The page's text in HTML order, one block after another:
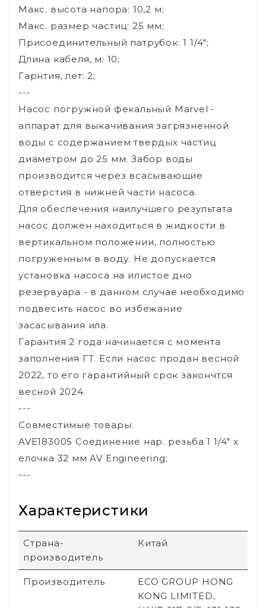
Макс. высота напора: 10,2 м;
Макс. размер частиц: 25 мм;
Присоединительный патрубок: 1 1/4";
Длина кабеля, м: 10;
Гарнтия, лет: 2;
---
Насос погружной фекальный Marvel -
аппарат для выкачивания загрязненной
воды с содержанием твердых частиц
диаметром до 25 мм. Забор воды
производится через всасывающие
отверстия в нижней части насоса.
Для обеспечения наилучшего результата
насос должен находиться в жидкости в
вертикальном положении, полностью
погруженным в воду. Не допускается
установка насоса на илистое дно
резервуара - в данном случае необходимо
подвесить насос во избежание
засасывания ила.
Гарантия 2 года начинается с момента
заполнения ГТ. Если насос продан весной
2022, то его гарантийный срок закончтся
весной 2024.
---
Совместимые товары:
AVE183005 Соединение нар. резьба 1 1/4" х
елочка 32 мм AV Engineering;
---
Характеристики
Страна-
производитель
Китай
Производитель
ECO GROUP HONG
KONG LIMITED,